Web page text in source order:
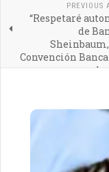
PREVIOUS
“Respetaré
de
Convención